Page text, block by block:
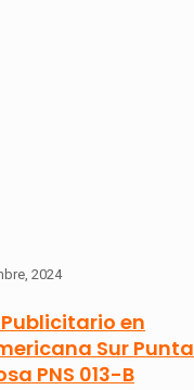
2024
en
Sur Punta
PNS 013-B